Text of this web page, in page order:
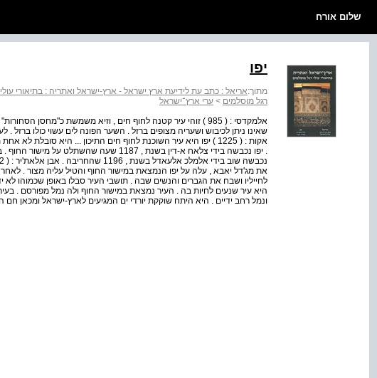
שלום אורח
יפו
מתוך:אריאל : כתב עת לידיעת ארץ ישראל - ארץ-ישראל ואתריה : בתיאורי
רגל מוסלמים > ערי ארץ־ישראל
אלמקדסי : ( 985 ) זוהי עיר קטנה לחוף חים , וזיא משמשת כ"מחסן
שאינו ניתן לכיבוש ושעריה מצופים ברזל . השער הפונה לים עשוי כולו
אקות : ( 1225 ) יפו היא עיר השוכנת לחוף חים התיכון ... היא סובלת
את מג'דל יאבא , עלה על יפו הנמצאת במישור החוף והטיל עליה מצור .
היא עיר שנעים לחיות בה . העיר נמצאת במישור החוף ולה נמל מפורסם .
ונמל רחב ידיים . היא היתח שוקקת יורדי ים המגיעים לארץ-ישראל ומכאן חם